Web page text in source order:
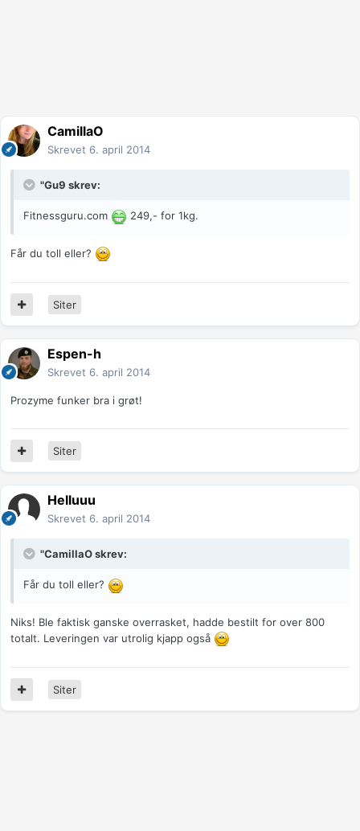
CamillaO
Skrevet 6. april 2014
"Gu9 skrev:
Fitnessguru.com 249,- for 1kg.
Får du toll eller?
Siter
Espen-h
Skrevet 6. april 2014
Prozyme funker bra i grøt!
Siter
Helluuu
Skrevet 6. april 2014
"CamillaO skrev:
Får du toll eller?
Niks! Ble faktisk ganske overrasket, hadde bestilt for over 800
totalt. Leveringen var utrolig kjapp også
Siter